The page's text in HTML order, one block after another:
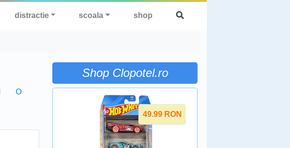
distractie scoala shop
O
Shop Clopotel.ro
49.99 RON